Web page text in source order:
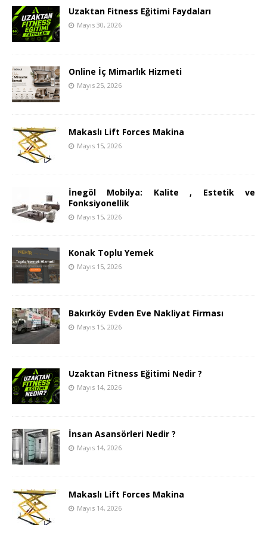
Uzaktan Fitness Eğitimi Faydaları
Mayıs 30, 2026
Online İç Mimarlık Hizmeti
Mayıs 25, 2026
Makaslı Lift Forces Makina
Mayıs 15, 2026
İnegöl Mobilya: Kalite , Estetik ve
Fonksiyonellik
Mayıs 15, 2026
Konak Toplu Yemek
Mayıs 15, 2026
Bakırköy Evden Eve Nakliyat Firması
Mayıs 15, 2026
Uzaktan Fitness Eğitimi Nedir ?
Mayıs 14, 2026
İnsan Asansörleri Nedir ?
Mayıs 14, 2026
Makaslı Lift Forces Makina
Mayıs 14, 2026